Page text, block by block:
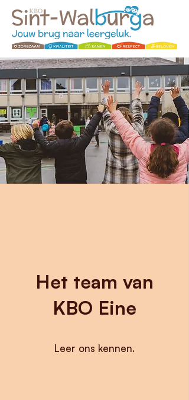
Het team van
KBO Eine
Leer ons kennen.